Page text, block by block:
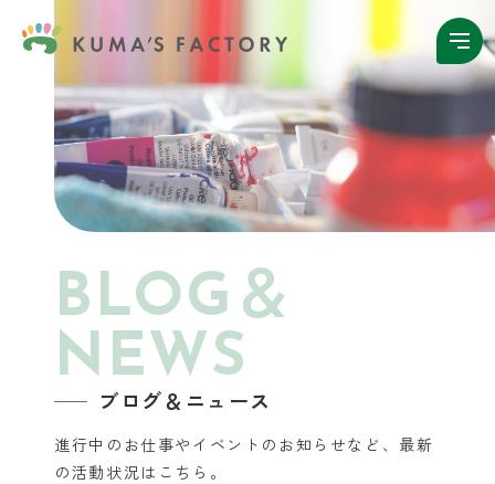
BLOG＆
NEWS
ブログ＆ニュース
進行中のお仕事やイベントのお知らせなど、 最新
の活動状況はこちら。